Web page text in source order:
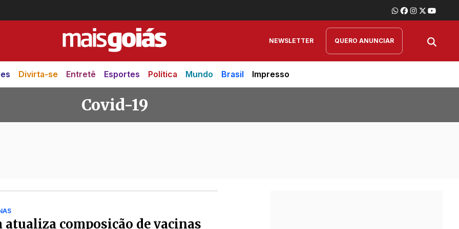
NEWSLETTER QUERO ANUNCIAR
Divirta-se Entretê Esportes Política Mundo Brasil Impresso
Covid-19
atualiza composição de vacinas